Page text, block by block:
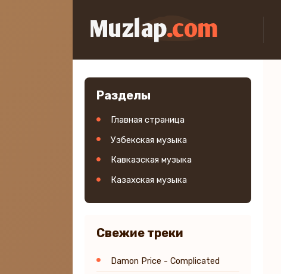
Разделы
Главная страница
Узбекская музыка
Кавказская музыка
Казахская музыка
Свежие треки
Damon Price - Complicated